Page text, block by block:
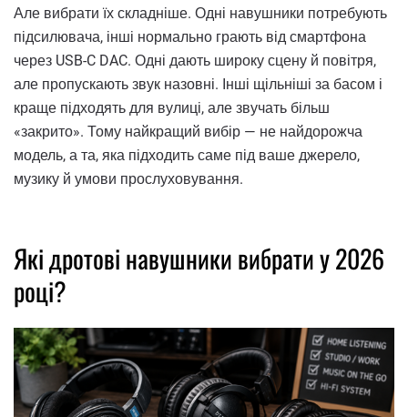
Але вибрати їх складніше. Одні навушники потребують
підсилювача, інші нормально грають від смартфона
через USB-C DAC. Одні дають широку сцену й повітря,
але пропускають звук назовні. Інші щільніші за басом і
краще підходять для вулиці, але звучать більш
«закрито». Тому найкращий вибір — не найдорожча
модель, а та, яка підходить саме під ваше джерело,
музику й умови прослуховування.
Які дротові навушники вибрати у 2026
році?